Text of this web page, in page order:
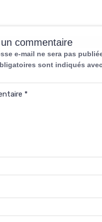
commentaire
e-mail ne sera pas
sont indiqués
*